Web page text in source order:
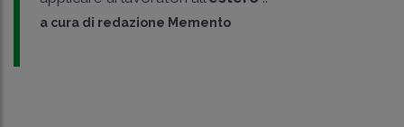
a cura di redazione Memento